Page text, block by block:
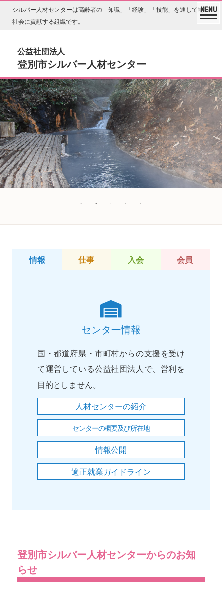
シルバー人材センターは高齢者の「知識」「経験」「技能」を通して地域
社会に貢献する組織です。
公益社団法人
登別市シルバー人材センター
情報 仕事 入会 会員
センター情報
国・都道府県・市町村からの支援を受け
て運営している公益社団法人で、営利を
目的としません。
人材センターの紹介
センターの概要及び所在地
情報公開
適正就業ガイドライン
登別市シルバー人材センターからのお知
らせ